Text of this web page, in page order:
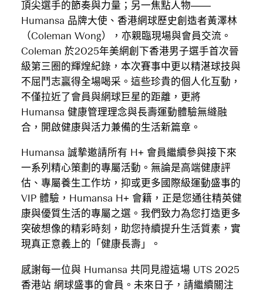
頂尖選手的節奏與力量；另一焦點人物——
Humansa 品牌大使、香港網球歷史創造者黃澤林
（Coleman Wong），亦親臨現場與會員交流。
Coleman 於2025年美網創下香港男子選手首次晉
級第三圈的輝煌紀錄，本次賽事中更以精湛球技與
不屈鬥志贏得全場喝采。這些珍貴的個人化互動，
不僅拉近了會員與網球巨星的距離，更將
Humansa 健康管理理念與長壽運動體驗無縫融
合，開啟健康與活力兼備的生活新篇章。
Humansa 誠摯邀請所有 H+ 會員繼續參與接下來
一系列精心策劃的專屬活動。無論是高端健康評
估、專屬養生工作坊，抑或更多國際級運動盛事的
VIP 體驗，Humansa H+ 會籍，正是您通往精英健
康與優質生活的專屬之選。我們致力為您打造更多
突破想像的精彩時刻，助您持續提升生活質素，實
現真正意義上的「健康長壽」。
感謝每一位與 Humansa 共同見證這場 UTS 2025
香港站 網球盛事的會員。未來日子，請繼續關注